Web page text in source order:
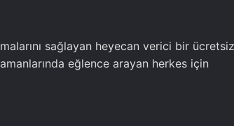
sağlayan heyecan verici bir ücretsiz
eğlence arayan herkes için